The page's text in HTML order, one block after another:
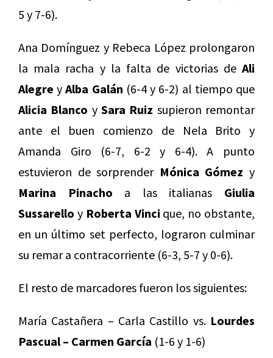
5 y 7-6).
Ana Domínguez y Rebeca López prolongaron
la mala racha y la falta de victorias de Ali
Alegre yAlba Galán (6-4 y 6-2) al tiempo que
Alicia Blanco ySara Ruiz supieron remontar
ante el buen comienzo de Nela Brito y
Amanda Giro (6-7, 6-2 y 6-4). A punto
estuvieron de sorprender Mónica Gómez y
Marina Pinacho a las italianas Giulia
Sussarello y Roberta Vinci que, no obstante,
en un último set perfecto, lograron culminar
su remar a contracorriente (6-3, 5-7 y 0-6).
El resto de marcadores fueron los siguientes:
María Castañera – Carla Castillo vs. Lourdes
Pascual – Carmen García (1-6 y 1-6)